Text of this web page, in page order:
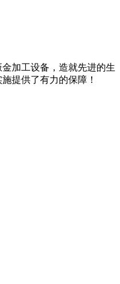
加工设备，造就先进的生
提供了有力的保障！